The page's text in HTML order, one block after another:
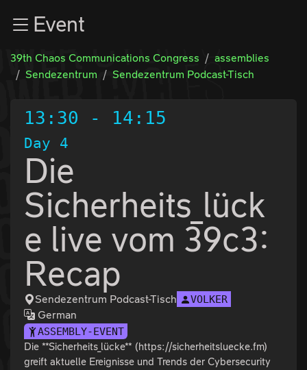
Zum InhaltEvent
39th Chaos Communications Congress
assemblies
Sendezentrum
Sendezentrum Podcast-Tisch
13:30 - 14:15
Day 4
Die
Sicherheits_lück
e live vom 39c3:
Recap
Sendezentrum Podcast-Tisch VOLKER
German
ASSEMBLY-EVENT
Die **Sicherheits_lücke** (https://sicherheitsluecke.fm)
greift aktuelle Ereignisse und Trends der Cybersecurity